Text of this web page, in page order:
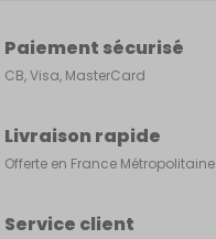
Paiement sécurisé
CB, Visa, MasterCard
Livraison rapide
Offerte en France Métropolitaine
Service client